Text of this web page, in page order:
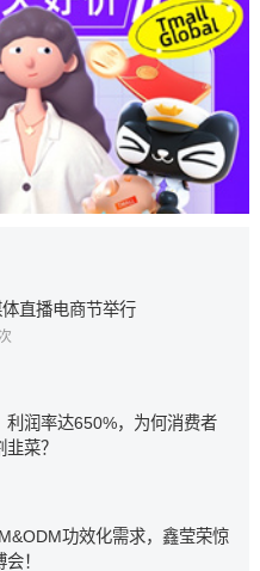
体直播电商节举行
利润率达650%，为何消费者
菜？
功效化需求，鑫莹荣惊
！